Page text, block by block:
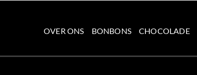
OVER ONS BONBONS CHOCOLADE